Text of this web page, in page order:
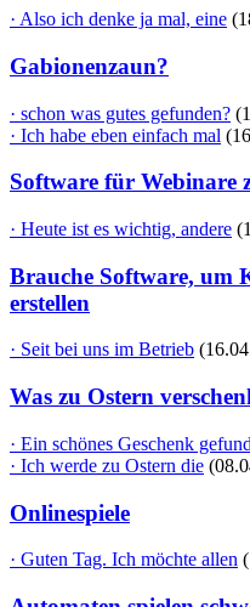
· Also ich denke ja mal, eine
Gabionenzaun?
· schon was gutes gefunden?
· Ich habe eben einfach mal
Software für Webinare
· Heute ist es wichtig, andere
Brauche Software, um
erstellen
· Seit bei uns im Betrieb
Was zu Ostern
· Ein schönes Geschenk
· Ich werde zu Ostern die
Onlinespiele
· Guten Tag. Ich möchte allen